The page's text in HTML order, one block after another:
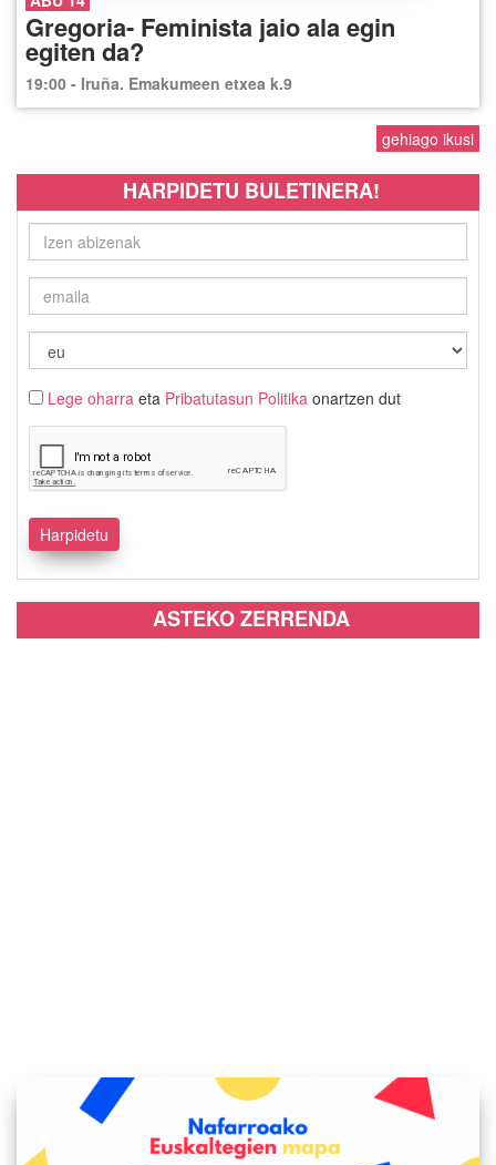
Gregoria- Feminista jaio ala egin
egiten da?
19:00 - Iruña. Emakumeen etxea k.9
gehiago ikusi
HARPIDETU BULETINERA!
Lege oharra eta Pribatutasun Politika onartzen dut
ASTEKO ZERRENDA